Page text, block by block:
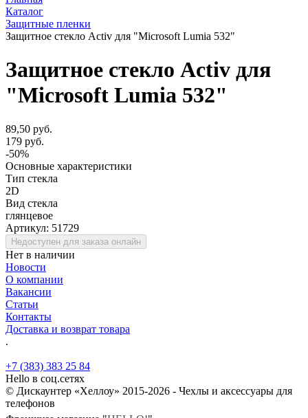
Каталог
Защитные пленки
Защитное стекло Activ для "Microsoft Lumia 532"
Защитное стекло Activ для
"Microsoft Lumia 532"
89,50 руб.
179 руб.
-50%
Основные характеристики
Тип стекла
2D
Вид стекла
глянцевое
Артикул: 51729
Недоступен для заказа онлайн
Нет в наличии
Новости
О компании
Вакансии
Статьи
Контакты
Доставка и возврат товара
.
+7 (383) 383 25 84
Hello в соц.сетях
© Дискаунтер «Хеллоу» 2015-2026 - Чехлы и аксессуары для
телефонов